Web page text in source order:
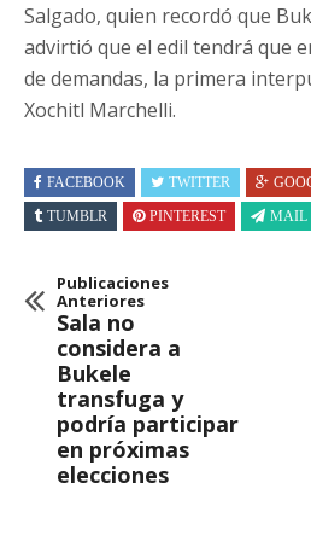
Salgado, quien recordó que
advirtió que el edil tendrá que
de demandas, la primera
Xochitl Marchelli.
FACEBOOK TWITTER
TUMBLR
PINTEREST MAIL
Publicaciones
Anteriores
Sala no
considera a
Bukele
transfuga y
podría participar
en próximas
elecciones